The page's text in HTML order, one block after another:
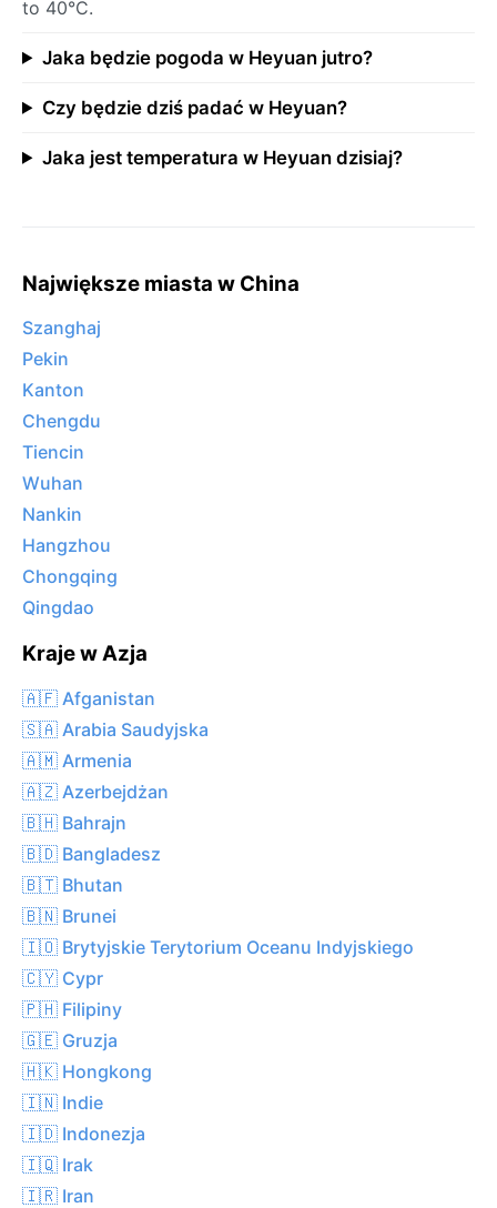
to 40°C.
Jaka będzie pogoda w Heyuan jutro?
Czy będzie dziś padać w Heyuan?
Jaka jest temperatura w Heyuan dzisiaj?
Największe miasta w China
Szanghaj
Pekin
Kanton
Chengdu
Tiencin
Wuhan
Nankin
Hangzhou
Chongqing
Qingdao
Kraje w Azja
🇦🇫 Afganistan
🇸🇦 Arabia Saudyjska
🇦🇲 Armenia
🇦🇿 Azerbejdżan
🇧🇭 Bahrajn
🇧🇩 Bangladesz
🇧🇹 Bhutan
🇧🇳 Brunei
🇮🇴 Brytyjskie Terytorium Oceanu Indyjskiego
🇨🇾 Cypr
🇵🇭 Filipiny
🇬🇪 Gruzja
🇭🇰 Hongkong
🇮🇳 Indie
🇮🇩 Indonezja
🇮🇶 Irak
🇮🇷 Iran